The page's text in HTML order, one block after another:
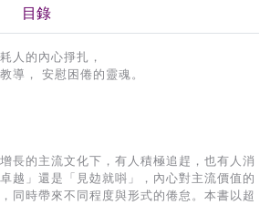
目錄
人的內心掙扎，
導， 安慰困倦的靈魂。
長的主流文化下，有人積極追趕，也有人消
越」還是「見攰就唞」，內心對主流價值的
同時帶來不同程度與形式的倦怠。本書以超